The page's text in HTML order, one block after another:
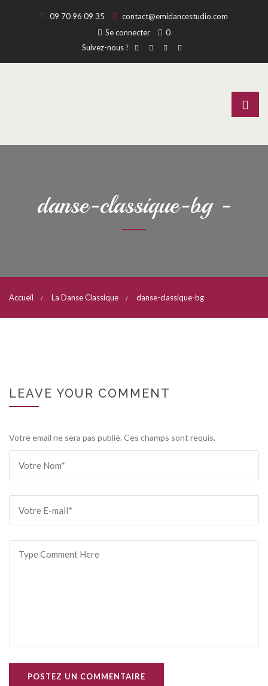
09 70 96 09 35
contact@emidancestudio.com
Se connecter
0
Suivez-nous !
danse-classique-bg -
Accueil La Danse Classique danse-classique-bg
LEAVE YOUR COMMENT
Votre email ne sera pas publié. Ces champs sont requis.
POSTEZ UN COMMENTAIRE